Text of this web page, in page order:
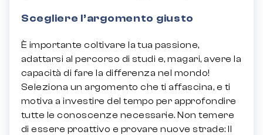
Scegliere l’argomento giusto
È importante coltivare la tua passione,
adattarsi al percorso di studi e, magari, avere la
capacità di fare la differenza nel mondo!
Seleziona un argomento che ti affascina, e ti
motiva a investire del tempo per approfondire
tutte le conoscenze necessarie. Non temere
di essere proattivo e provare nuove strade: Il